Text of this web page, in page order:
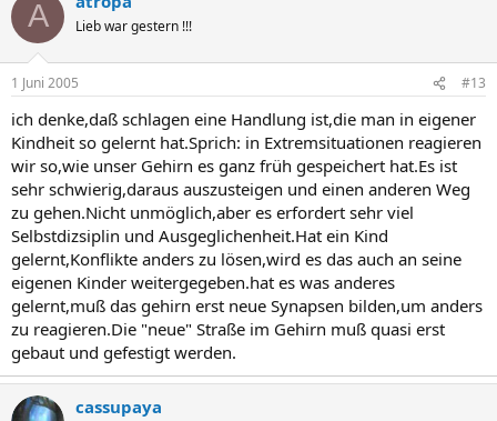
A Lieb war gestern !!!
1 Juni 2005 #13
ich denke,daß schlagen eine Handlung ist,die man in eigener
Kindheit so gelernt hat.Sprich: in Extremsituationen reagieren
wir so,wie unser Gehirn es ganz früh gespeichert hat.Es ist
sehr schwierig,daraus auszusteigen und einen anderen Weg
zu gehen.Nicht unmöglich,aber es erfordert sehr viel
Selbstdizsiplin und Ausgeglichenheit.Hat ein Kind
gelernt,Konflikte anders zu lösen,wird es das auch an seine
eigenen Kinder weitergegeben.hat es was anderes
gelernt,muß das gehirn erst neue Synapsen bilden,um anders
zu reagieren.Die "neue" Straße im Gehirn muß quasi erst
gebaut und gefestigt werden.
cassupaya